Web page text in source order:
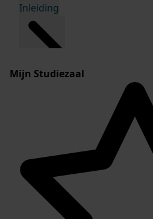
Inleiding
Mijn Studiezaal